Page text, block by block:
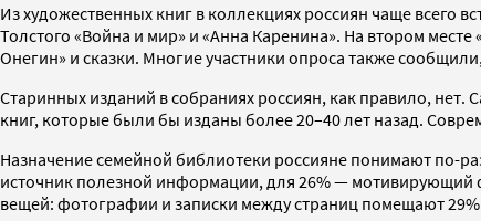
Из художественных книг в коллекциях россиян чаще всего
Толстого «Война и мир» и «Анна Каренина». На втором
Онегин» и сказки. Многие участники опроса также
Старинных изданий в собраниях россиян, как правило,
книг, которые были бы изданы более 20–40 лет назад.
Назначение семейной библиотеки россияне понимают по-
источник полезной информации, для 26% — мотивирующий
вещей: фотографии и записки между страниц помещают